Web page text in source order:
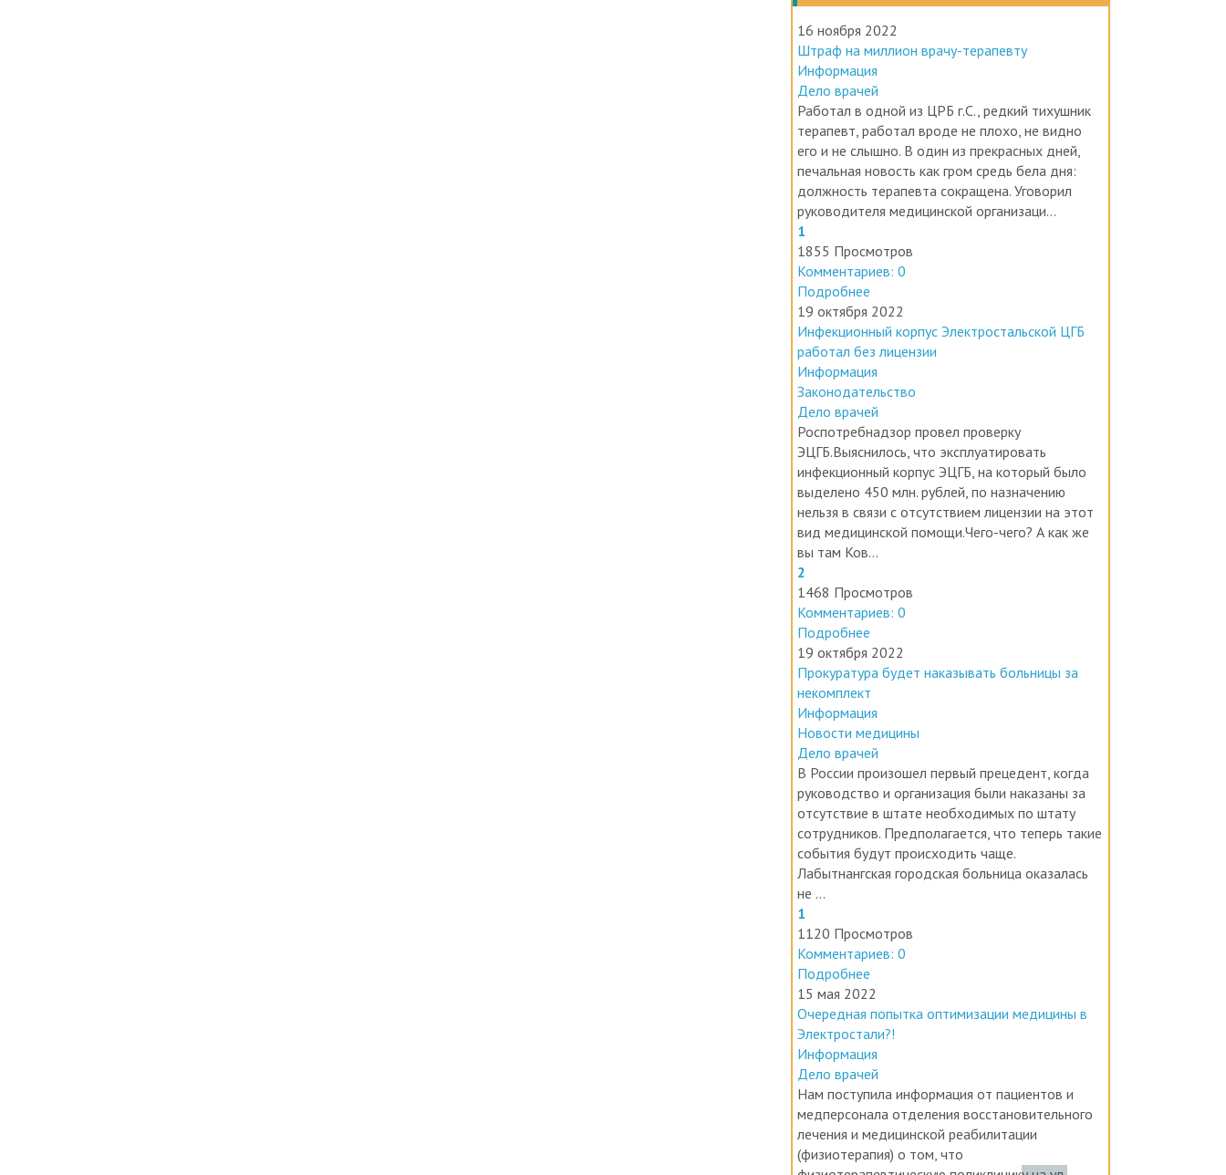
16 ноября 2022
Штраф на миллион врачу-терапевту
Информация
Дело врачей
Работал в одной из ЦРБ г.С., редкий тихушник
терапевт, работал вроде не плохо, не видно
его и не слышно. В один из прекрасных дней,
печальная новость как гром средь бела дня:
должность терапевта сокращена. Уговорил
руководителя медицинской организаци...
1
1855 Просмотров
Комментариев: 0
Подробнее
19 октября 2022
Инфекционный корпус Электростальской ЦГБ
работал без лицензии
Информация
Законодательство
Дело врачей
Роспотребнадзор провел проверку
ЭЦГБ.Выяснилось, что эксплуатировать
инфекционный корпус ЭЦГБ, на который было
выделено 450 млн. рублей, по назначению
нельзя в связи с отсутствием лицензии на этот
вид медицинской помощи.Чего-чего? А как же
вы там Ков...
2
1468 Просмотров
Комментариев: 0
Подробнее
19 октября 2022
Прокуратура будет наказывать больницы за
некомплект
Информация
Новости медицины
Дело врачей
В России произошел первый прецедент, когда
руководство и организация были наказаны за
отсутствие в штате необходимых по штату
сотрудников. Предполагается, что теперь такие
события будут происходить чаще.
Лабытнангская городская больница оказалась
не ...
1
1120 Просмотров
Комментариев: 0
Подробнее
15 мая 2022
Очередная попытка оптимизации медицины в
Электростали?!
Информация
Дело врачей
Нам поступила информация от пациентов и
медперсонала отделения восстановительного
лечения и медицинской реабилитации
(физиотерапия) о том, что
физиотерапевтическую поликлинику на ул.